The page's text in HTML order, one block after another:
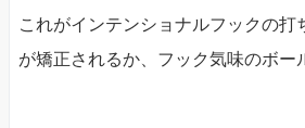
これがインテンショナルフックの打
が矯正されるか、フック気味のボー